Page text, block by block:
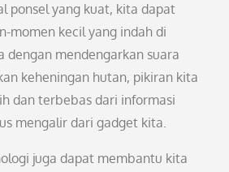
ponsel yang kuat, kita dapat
momen kecil yang indah di
dengan mendengarkan suara
keheningan hutan, pikiran kita
dan terbebas dari informasi
mengalir dari gadget kita.
juga dapat membantu kita